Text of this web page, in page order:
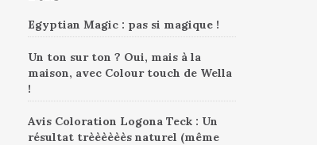
Egyptian Magic : pas si magique !
Un ton sur ton ? Oui, mais à la
maison, avec Colour touch de Wella
!
Avis Coloration Logona Teck : Un
résultat trèèèèèès naturel (même